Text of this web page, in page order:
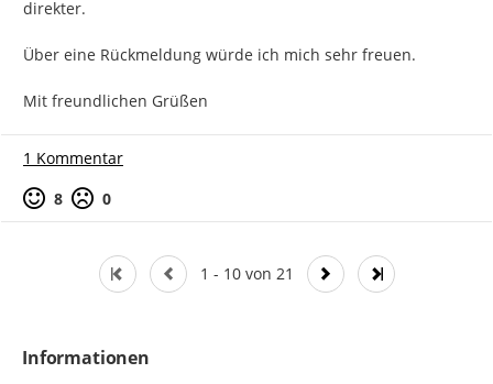
direkter.
Über eine Rückmeldung würde ich mich sehr freuen.
Mit freundlichen Grüßen
1 Kommentar
Positive Bewertung
8 Negative Bewertung
0
1 - 10 von 21
Informationen